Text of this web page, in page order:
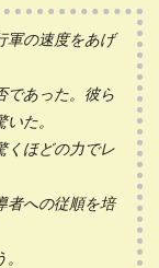
軍の速度をあげ
であった。彼ら
た。
くほどの力でレ
者への従順を培